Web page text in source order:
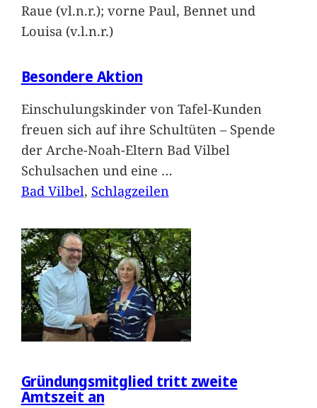
Raue (vl.n.r.); vorne Paul, Bennet und
Louisa (v.l.n.r.)
Besondere Aktion
Einschulungskinder von Tafel-Kunden
freuen sich auf ihre Schultüten – Spende
der Arche-Noah-Eltern Bad Vilbel
Schulsachen und eine …
Bad Vilbel, Schlagzeilen
Gründungsmitglied tritt zweite
Amtszeit an